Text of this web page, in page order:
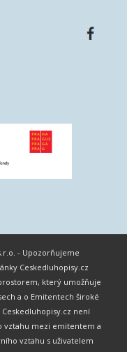
- Upozorňujeme
Ceskedluhopisy.cz
který umožňuje
a o Emitentech široké
není
vztahu mezi emitentem a
vztahu s uživatelem